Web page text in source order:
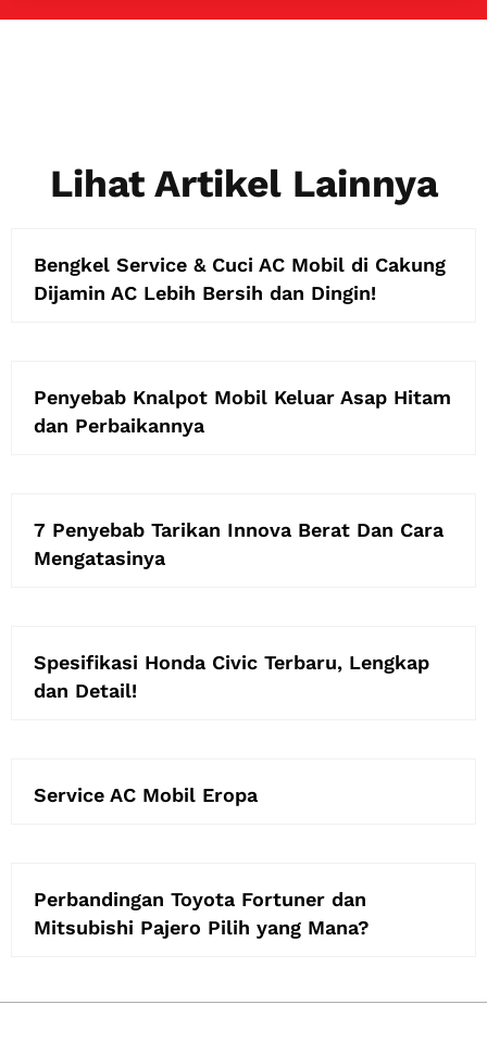
Lihat Artikel Lainnya
Bengkel Service & Cuci AC Mobil di Cakung
Dijamin AC Lebih Bersih dan Dingin!
Penyebab Knalpot Mobil Keluar Asap Hitam
dan Perbaikannya
7 Penyebab Tarikan Innova Berat Dan Cara
Mengatasinya
Spesifikasi Honda Civic Terbaru, Lengkap
dan Detail!
Service AC Mobil Eropa
Perbandingan Toyota Fortuner dan
Mitsubishi Pajero Pilih yang Mana?